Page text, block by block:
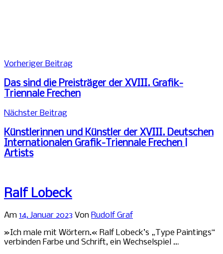
Beitragsnavigation
Vorheriger Beitrag
Das sind die Preisträger der XVIII. Grafik-
Triennale Frechen
Nächster Beitrag
Künstlerinnen und Künstler der XVIII. Deutschen
Internationalen Grafik-Triennale Frechen |
Artists
Ralf Lobeck
Am 14. Januar 2023 Von Rudolf Graf
»Ich male mit Wörtern.« Ralf Lobeck’s „Type Paintings“
verbinden Farbe und Schrift, ein Wechselspiel …